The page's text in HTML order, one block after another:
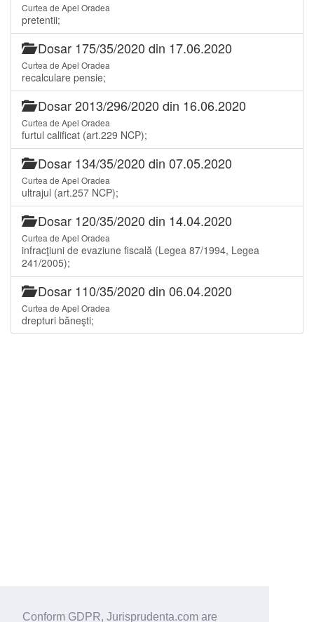
Conform GDPR, Jurisprudenta.com are
Curtea de Apel Oradea
pretentii;
Dosar 175/35/2020 din 17.06.2020
Curtea de Apel Oradea
recalculare pensie;
Dosar 2013/296/2020 din 16.06.2020
Curtea de Apel Oradea
furtul calificat (art.229 NCP);
Dosar 134/35/2020 din 07.05.2020
Curtea de Apel Oradea
ultrajul (art.257 NCP);
Dosar 120/35/2020 din 14.04.2020
Curtea de Apel Oradea
infracţiuni de evaziune fiscală (Legea 87/1994, Legea
241/2005);
Dosar 110/35/2020 din 06.04.2020
Curtea de Apel Oradea
drepturi băneşti;